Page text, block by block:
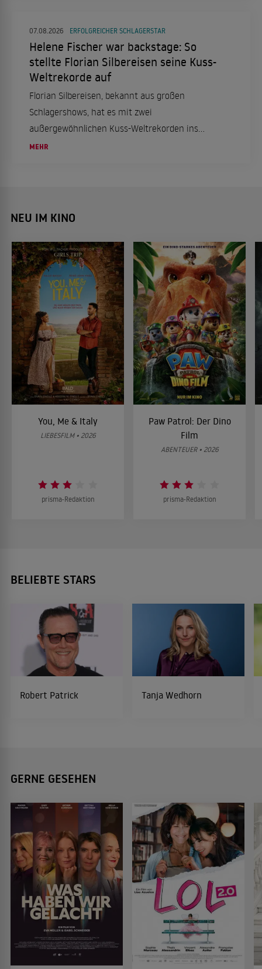
07.08.2026 ERFOLGREICHER SCHLAGERSTAR
Helene Fischer war backstage: So
stellte Florian Silbereisen seine Kuss-
Weltrekorde auf
Florian Silbereisen, bekannt aus großen
Schlagershows, hat es mit zwei
außergewöhnlichen Kuss-Weltrekorden ins
"Guinness-Buch der Rekorde" geschafft. Wir
MEHR
NEU IM KINO
You, Me & Italy
LIEBESFILM • 2026
prisma-Redaktion
Paw Patrol: Der Dino
Film
ABENTEUER • 2026
prisma-Redaktion
BELIEBTE STARS
Robert Patrick Tanja Wedhorn
GERNE GESEHEN